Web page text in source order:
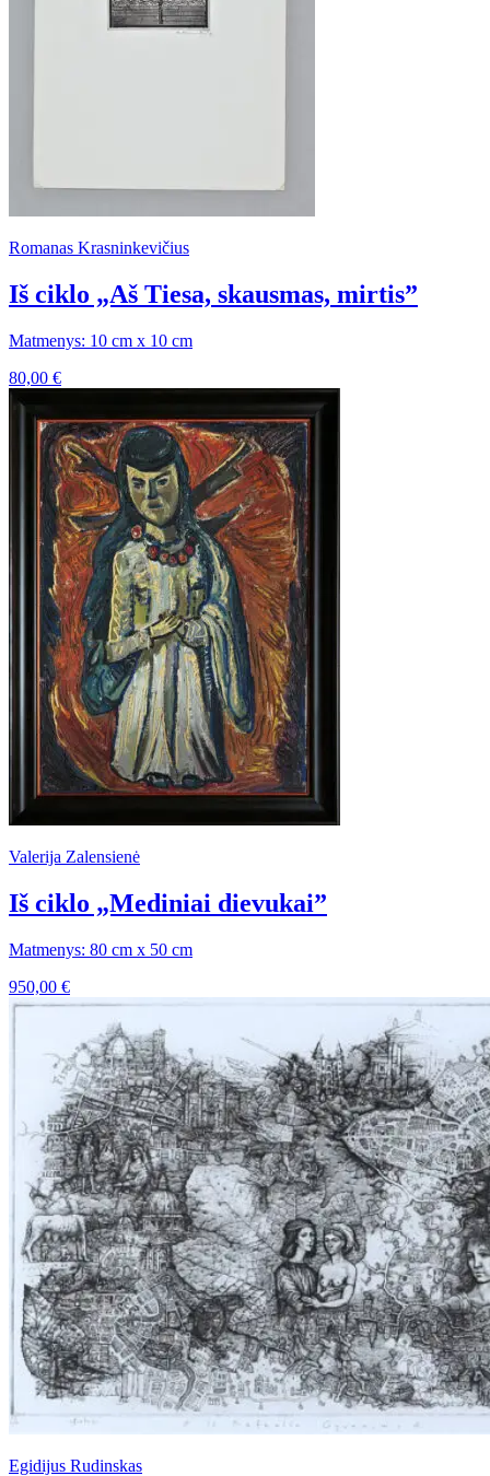
Romanas Krasninkevičius
Iš ciklo „Aš Tiesa, skausmas, mirtis”
Matmenys: 10 cm x 10 cm
80,00 €
Valerija Zalensienė
Iš ciklo „Mediniai dievukai”
Matmenys: 80 cm x 50 cm
950,00 €
Egidijus Rudinskas